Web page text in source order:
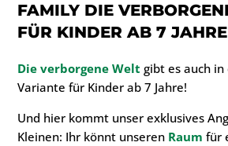
FAMILY DIE
FÜR KINDER AB 7
Die verborgene Welt gibt es auch
Variante für Kinder ab 7 Jahre!
Und hier kommt unser exklusives
Kleinen: Ihr könnt unseren Raum für